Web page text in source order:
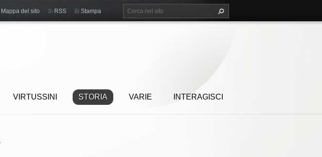
VIRTUSSINI STORIA VARIE INTERAGISCI
Mappa del sito RSS Stampa